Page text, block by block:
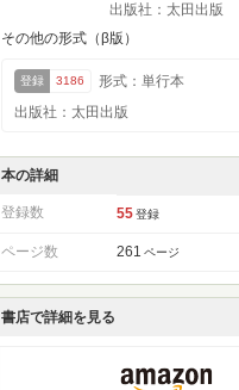
出版社：太田出版
その他の形式（β版）
登録 3186
形式：単行本
出版社：太田出版
本の詳細
登録数 55 登録
ページ数 261 ページ
書店で詳細を見る